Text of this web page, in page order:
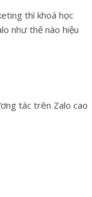
thì khoá học
như thế nào hiệu
tác trên Zalo cao